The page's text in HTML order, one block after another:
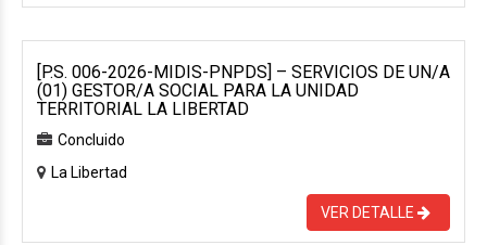
[P.S. 006-2026-MIDIS-PNPDS] – SERVICIOS DE UN/A
(01) GESTOR/A SOCIAL PARA LA UNIDAD
TERRITORIAL LA LIBERTAD
Concluido
La Libertad
VER DETALLE